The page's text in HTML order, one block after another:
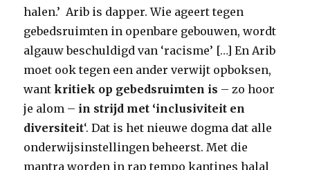
halen.’ Arib is dapper. Wie ageert tegen
gebedsruimten in openbare gebouwen, wordt
algauw beschuldigd van ‘racisme’ […] En Arib
moet ook tegen een ander verwijt opboksen,
wantkritiek op gebedsruimten is – zo hoor
je alom – in strijd met ‘inclusiviteit en
diversiteit‘. Dat is het nieuwe dogma dat alle
onderwijsinstellingen beheerst. Met die
mantra worden in rap tempo kantines halal